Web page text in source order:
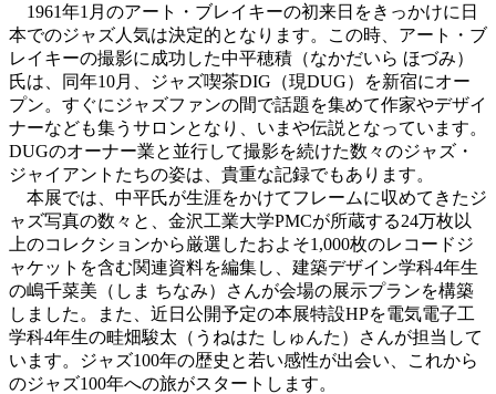
1961年1月のアート・ブレイキーの初来日をきっかけに日
本でのジャズ人気は決定的となります。この時、アート・ブ
レイキーの撮影に成功した中平穂積（なかだいら ほづみ）
氏は、同年10月、ジャズ喫茶DIG（現DUG）を新宿にオー
プン。すぐにジャズファンの間で話題を集めて作家やデザイ
ナーなども集うサロンとなり、いまや伝説となっています。
DUGのオーナー業と並行して撮影を続けた数々のジャズ・
ジャイアントたちの姿は、貴重な記録でもあります。
本展では、中平氏が生涯をかけてフレームに収めてきたジ
ャズ写真の数々と、金沢工業大学PMCが所蔵する24万枚以
上のコレクションから厳選したおよそ1,000枚のレコードジ
ャケットを含む関連資料を編集し、建築デザイン学科4年生
の嶋千菜美（しま ちなみ）さんが会場の展示プランを構築
しました。また、近日公開予定の本展特設HPを電気電子工
学科4年生の畦畑駿太（うねはた しゅんた）さんが担当して
います。ジャズ100年の歴史と若い感性が出会い、これから
のジャズ100年への旅がスタートします。